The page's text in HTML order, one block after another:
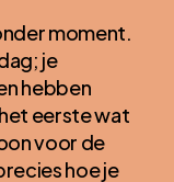
moment.
je
hebben
eerste wat
voor de
hoe je